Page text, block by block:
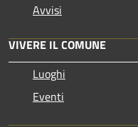
Avvisi
VIVERE IL COMUNE
Luoghi
Eventi